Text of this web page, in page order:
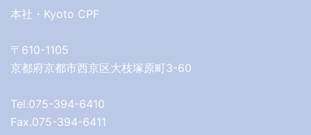
本社・Kyoto CPF
〒610-1105
京都府京都市西京区大枝塚原町3-60
Tel.075-394-6410
Fax.075-394-6411